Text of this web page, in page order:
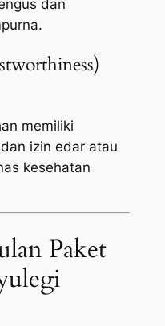
dan
memiliki
izin edar atau
kesehatan
Paket